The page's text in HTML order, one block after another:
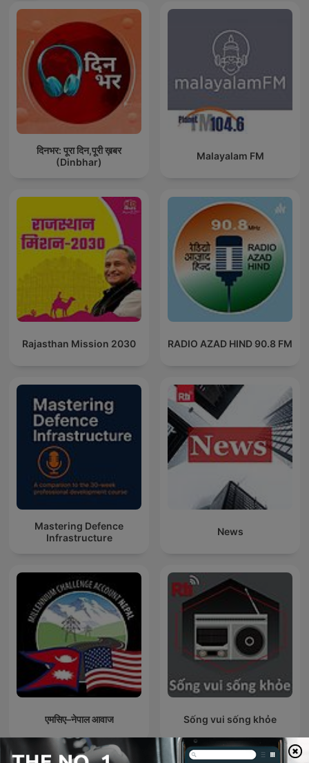
दिनभर: पूरा दिन,पूरी ख़बर
(Dinbhar)
Malayalam FM
Rajasthan Mission 2030 RADIO AZAD HIND 90.8 FM
Mastering Defence
Infrastructure
News
एमसिए–नेपाल आवाज Sống vui sống khỏe